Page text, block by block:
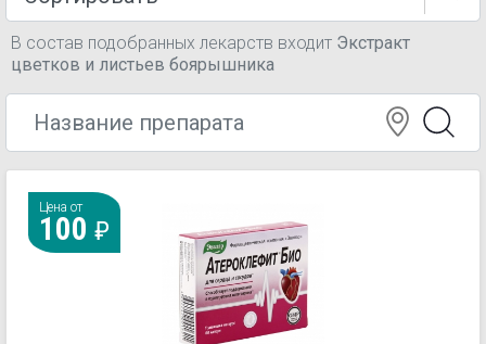
В состав подобранных лекарств входит Экстракт
цветков и листьев боярышника
Цена от
100